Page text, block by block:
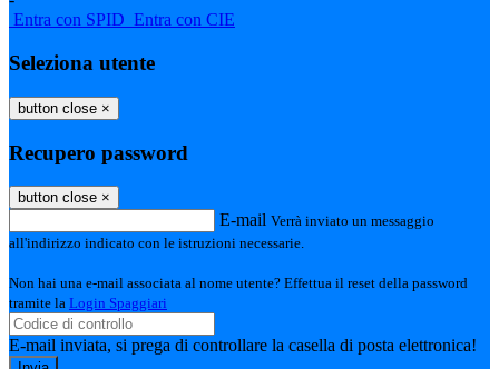
Entra con SPID Entra con CIE
Seleziona utente
button close ×
Recupero password
button close ×
E-mail Verrà inviato un messaggio
all'indirizzo indicato con le istruzioni necessarie.
Non hai una e-mail associata al nome utente? Effettua il reset della password
tramite la Login Spaggiari
E-mail inviata, si prega di controllare la casella di posta elettronica!